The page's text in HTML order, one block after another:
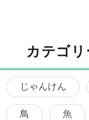
カテゴ
じゃんけん
鳥 魚